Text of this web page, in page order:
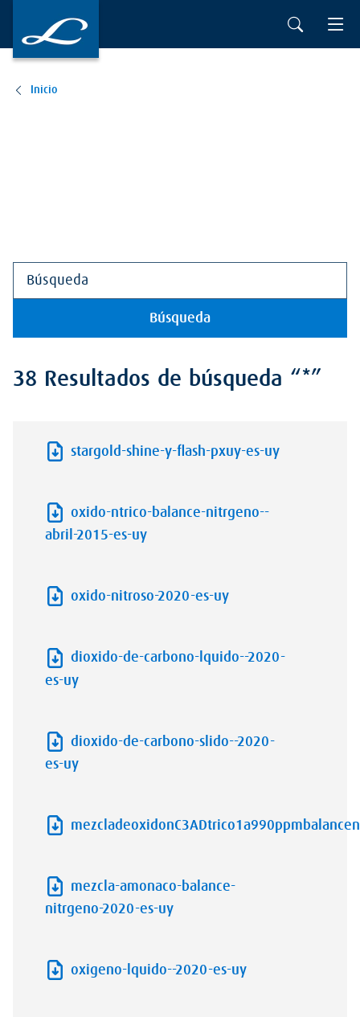
Ir al contenido principal
Inicio
Búsqueda
38 Resultados de búsqueda “*”
stargold-shine-y-flash-pxuy-es-uy
oxido-ntrico-balance-nitrgeno--
abril-2015-es-uy
oxido-nitroso-2020-es-uy
dioxido-de-carbono-lquido--2020-
es-uy
dioxido-de-carbono-slido--2020-
es-uy
mezcla-amonaco-balance-
nitrgeno-2020-es-uy
oxigeno-lquido--2020-es-uy